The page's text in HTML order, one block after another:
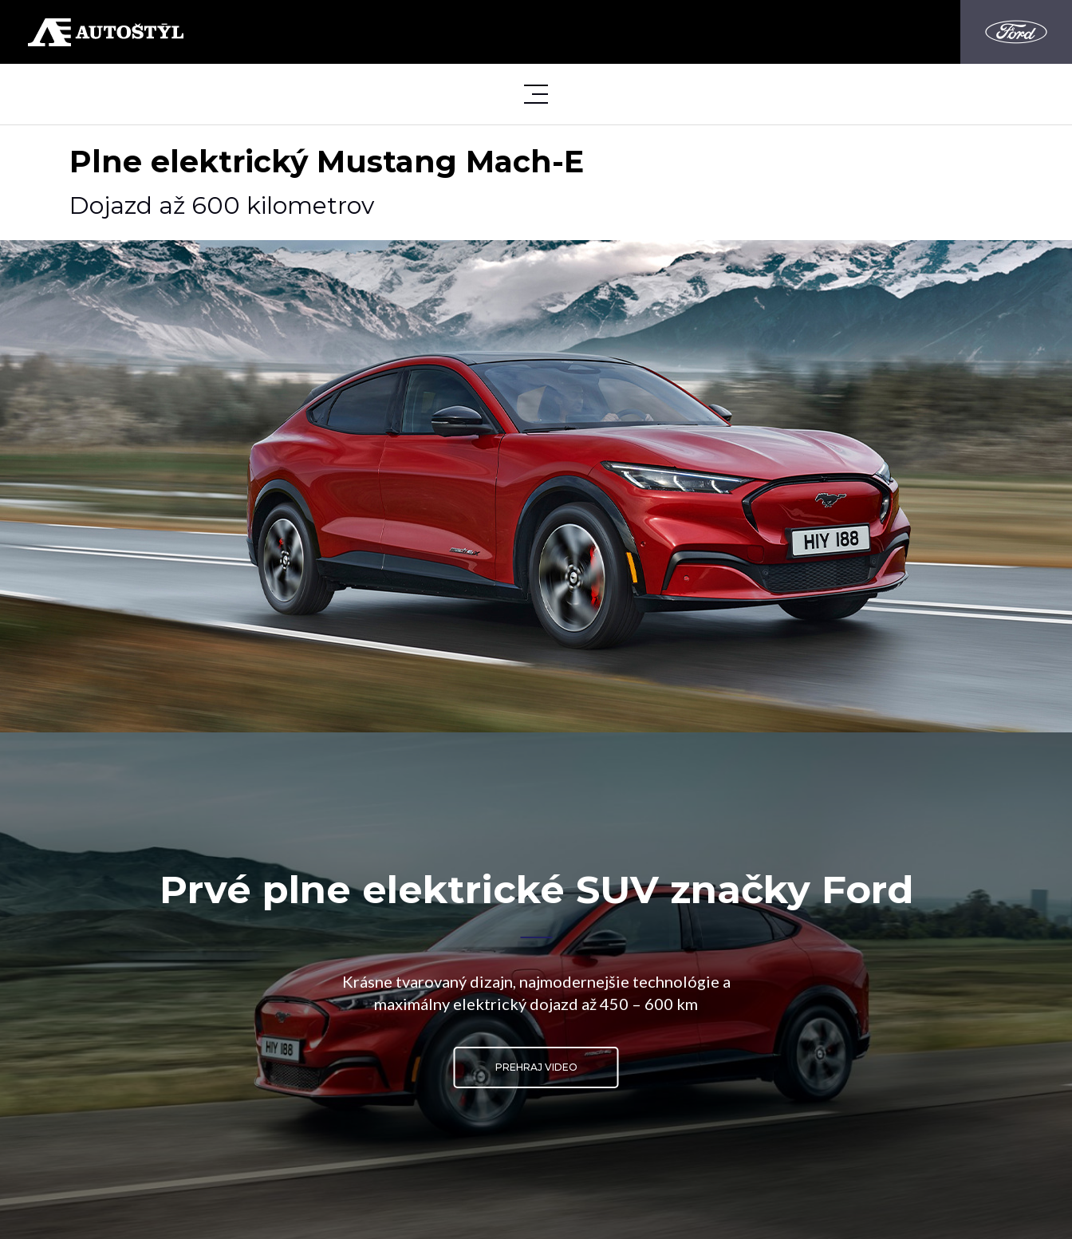
Plne elektrický Mustang Mach-E
Dojazd až 600 kilometrov
Prvé plne elektrické SUV značky Ford
Krásne tvarovaný dizajn, najmodernejšie technológie a
maximálny elektrický dojazd až 450 – 600 km
PREHRAJ VIDEO